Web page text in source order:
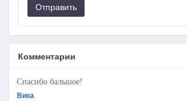
Отправить
Комментарии
Спасибо бальшое!
Вика